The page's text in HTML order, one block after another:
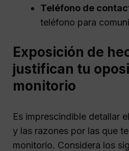
Teléfono de
teléfono para
Exposición de
justifican tu
monitorio
Es imprescindible detallar
y las razones por las que
monitorio. Considera los